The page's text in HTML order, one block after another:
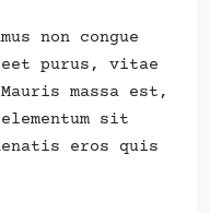
non congue
purus, vitae
massa est,
sit
eros quis